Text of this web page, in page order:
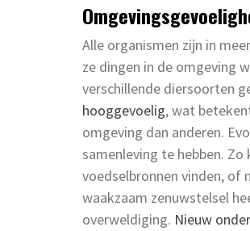
Alle organismen zijn in
ze dingen in de omgeving
verschillende diersoorten
hooggevoelig, wat
omgeving dan anderen.
samenleving te hebben.
voedselbronnen vinden, of
waakzaam zenuwstelsel
overweldiging. Nieuw